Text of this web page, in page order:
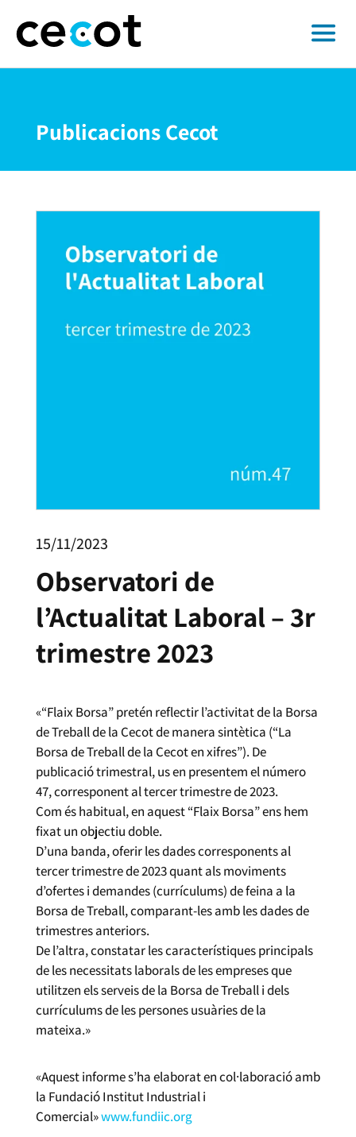
Publicacions Cecot
15/11/2023
Observatori de
l’Actualitat Laboral – 3r
trimestre 2023
«“Flaix Borsa” pretén reflectir l’activitat de la Borsa
de Treball de la Cecot de manera sintètica (“La
Borsa de Treball de la Cecot en xifres”). De
publicació trimestral, us en presentem el número
47, corresponent al tercer trimestre de 2023.
Com és habitual, en aquest “Flaix Borsa” ens hem
fixat un objectiu doble.
D’una banda, oferir les dades corresponents al
tercer trimestre de 2023 quant als moviments
d’ofertes i demandes (currículums) de feina a la
Borsa de Treball, comparant-les amb les dades de
trimestres anteriors.
De l’altra, constatar les característiques principals
de les necessitats laborals de les empreses que
utilitzen els serveis de la Borsa de Treball i dels
currículums de les persones usuàries de la
mateixa.»
«Aquest informe s’ha elaborat en col·laboració amb
la Fundació Institut Industrial i
Comercial»www.fundiic.org